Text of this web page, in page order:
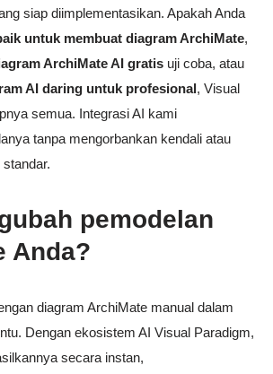
siap diimplementasikan. Apakah Anda
untuk membuat diagram ArchiMate,
ArchiMate AI gratis uji coba, atau
AI daring untuk profesional, Visual
semua. Integrasi AI kami
tanpa mengorbankan kendali atau
pemodelan
Anda?
diagram ArchiMate manual dalam
Dengan ekosistem AI Visual Paradigm,
secara instan,